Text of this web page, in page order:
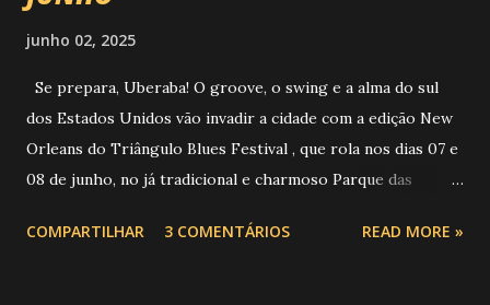
junho 02, 2025
Se prepara, Uberaba! O groove, o swing e a alma do sul
dos Estados Unidos vão invadir a cidade com a edição New
Orleans do Triângulo Blues Festival , que rola nos dias 07 e
08 de junho, no já tradicional e charmoso Parque das
Foto: https://www.trianguloblues.com.br/ ATRAÇÕES DE
COMPARTILHAR 3 COMENTÁRIOS READ MORE »